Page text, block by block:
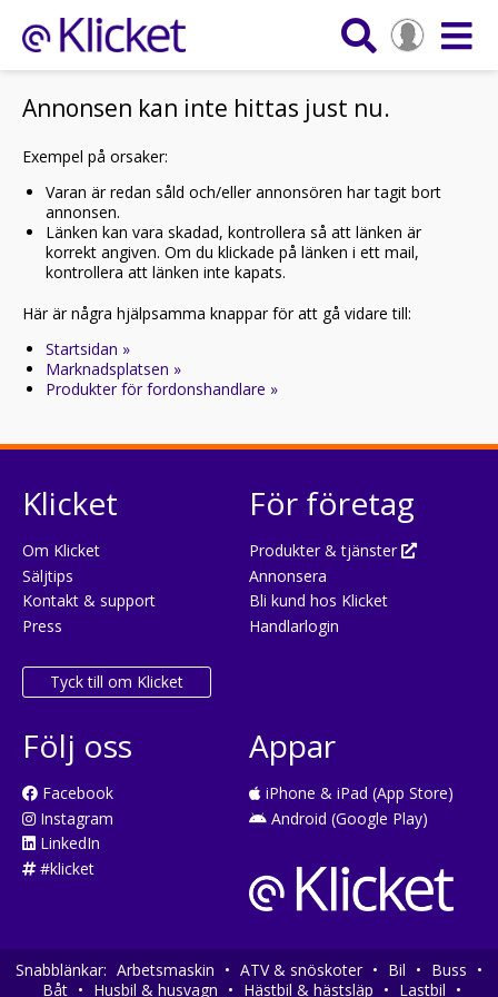
Annonsen kan inte hittas just nu.
Exempel på orsaker:
Varan är redan såld och/eller annonsören har tagit bort
annonsen.
Länken kan vara skadad, kontrollera så att länken är
korrekt angiven. Om du klickade på länken i ett mail,
kontrollera att länken inte kapats.
Här är några hjälpsamma knappar för att gå vidare till:
Startsidan »
Marknadsplatsen »
Produkter för fordonshandlare »
Klicket
Om Klicket
Säljtips
Kontakt & support
Press
Tyck till om Klicket
För företag
Produkter & tjänster
Annonsera
Bli kund hos Klicket
Handlarlogin
Följ oss
Facebook
Instagram
LinkedIn
#klicket
Appar
iPhone & iPad (App Store)
Android (Google Play)
Snabblänkar: Arbetsmaskin • ATV & snöskoter • Bil • Buss •
Båt • Husbil & husvagn • Hästbil & hästsläp • Lastbil •